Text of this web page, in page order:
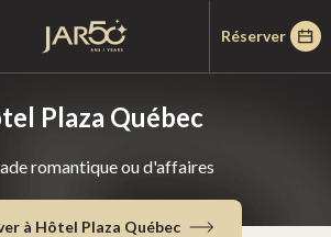
Réserver
Plaza Québec
romantique ou d'affaires
à Hôtel Plaza Québec